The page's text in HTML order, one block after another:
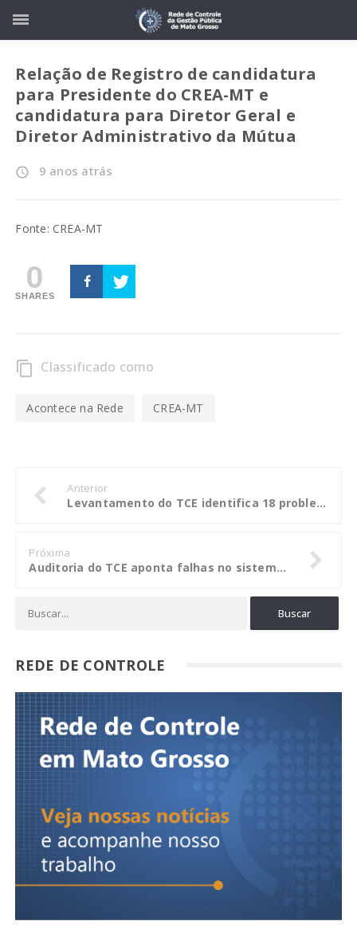
Relação de Registro de candidatura
para Presidente do CREA-MT e
candidatura para Diretor Geral e
Diretor Administrativo da Mútua
access_time 9 anos atrás
Fonte: CREA-MT
0
SHARES
content_copy Classificado como
Acontece na Rede CREA-MT
Anterior
Levantamento do TCE identifica 18 problemas em cada escola pública inspecionada
Próxima
Auditoria do TCE aponta falhas no sistema de monitoramento por tornozeleiras
REDE DE CONTROLE